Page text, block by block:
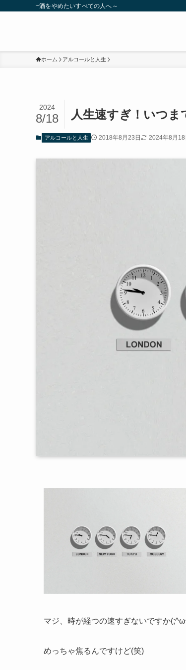
~酒をやめたいすべての人へ～
ホーム アルコールと人生
人生速すぎ！いつま
2024
8/18
アルコールと人生 2018年8月23日 2024年8月18
マジ、時が経つの速すぎないですか
めっちゃ焦るんですけど(笑)